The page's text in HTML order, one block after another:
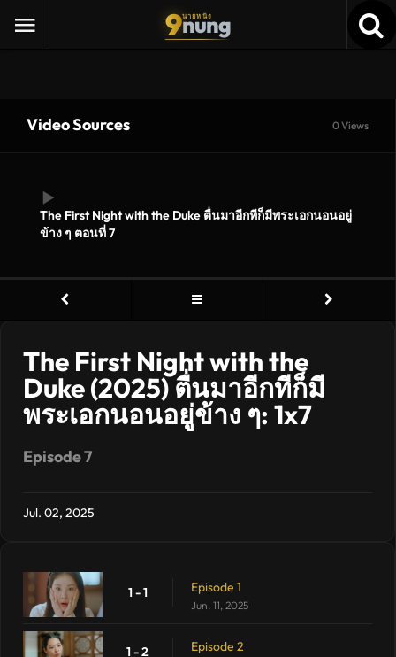
9นายหนัง
nung
Video Sources 0 Views
The First Night with the Duke ตื่นมาอีกทีก็มีพระเอกนอนอยู่
ข้าง ๆ ตอนที่ 7
The First Night with the
Duke (2025) ตื่นมาอีกทีก็มี
พระเอกนอนอยู่ข้าง ๆ: 1x7
Episode 7
Jul. 02, 2025
1 - 1 Episode 1
Jun. 11, 2025
1 - 2 Episode 2